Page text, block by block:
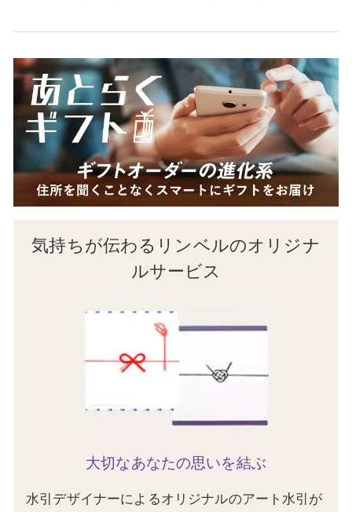
気持ちが伝わるリンベルのオリジナ
ルサービス
大切なあなたの思いを結ぶ
水引デザイナーによるオリジナルのアート水引が